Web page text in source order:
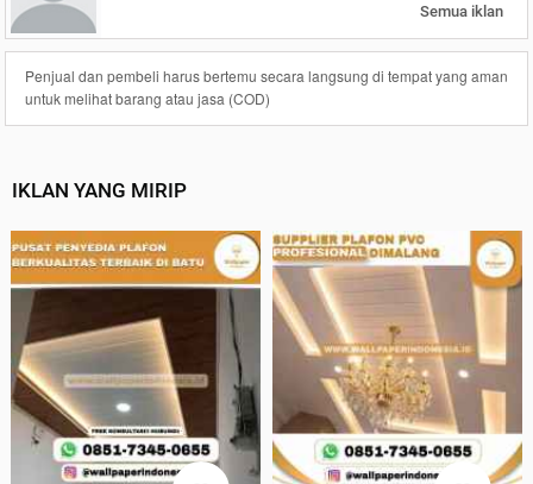
Semua iklan
Penjual dan pembeli harus bertemu secara langsung di tempat yang aman
untuk melihat barang atau jasa (COD)
IKLAN YANG MIRIP